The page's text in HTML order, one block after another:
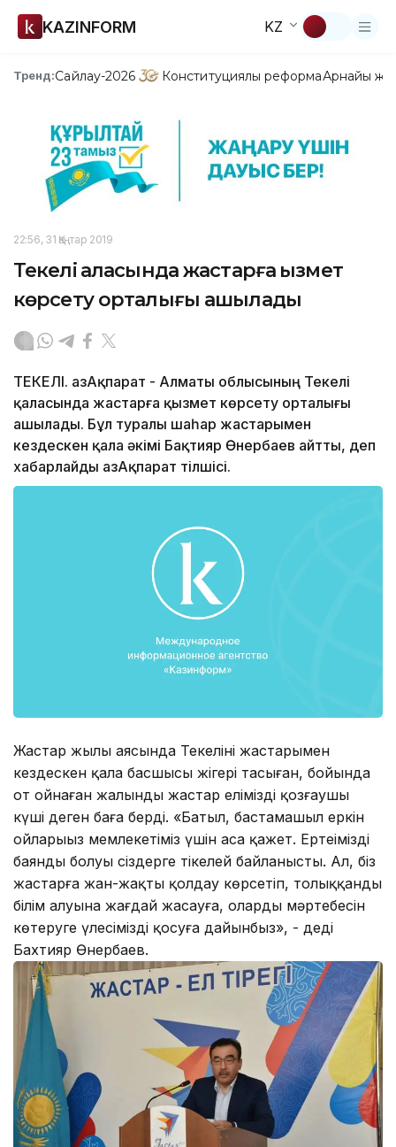
KAZINFORM KZ
Тренд:Сайлау-2026 Конституциялық реформаАрнайы
22:56, 31 Қаңтар 2019
Текелі қаласында жастарға қызмет
көрсету орталығы ашылады
ТЕКЕЛІ. ҚазАқпарат - Алматы облысының Текелі
қаласында жастарға қызмет көрсету орталығы
ашылады. Бұл туралы шаһар жастарымен
кездескен қала әкімі Бақтияр Өнербаев айтты, деп
хабарлайды ҚазАқпарат тілшісі.
Жастар жылы аясында Текелінің жастарымен
кездескен қала басшысы жігері тасыған, бойында
от ойнаған жалынды жастар еліміздің қозғаушы
күші деген баға берді. «Батыл, бастамашыл еркін
ойларыңыз мемлекетіміз үшін аса қажет. Ертеңіміздің
баянды болуы сіздерге тікелей байланысты. Ал, біз
жастарға жан-жақты қолдау көрсетіп, толыққанды
білім алуына жағдай жасауға, олардың мәртебесін
көтеруге үлесімізді қосуға дайынбыз», - деді
Бахтияр Өнербаев.